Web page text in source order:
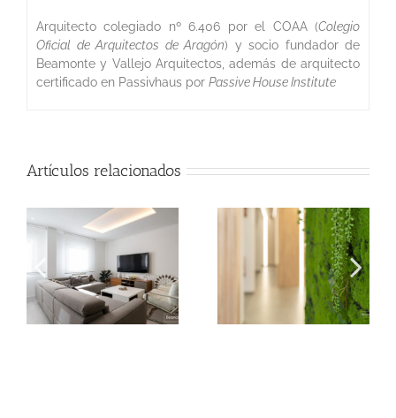
Arquitecto colegiado nº 6.406 por el COAA (Colegio
Oficial de Arquitectos de Aragón) y socio fundador de
Beamonte y Vallejo Arquitectos, además de arquitecto
certificado en Passivhaus por Passive House Institute
Artículos relacionados
DISEÑO DE
INTERIORES
QUÉ ES Y
CÓMO
EFICIENCIA
¿CÓMO
MEJORARLA